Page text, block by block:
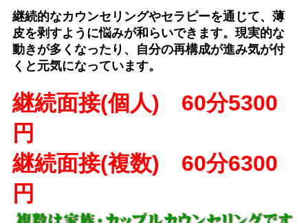
継続的なカウンセリングやセラピーを通じて、薄
皮を剥すように悩みが和らいできます。現実的な
動きが多くなったり、自分の再構成が進み気が付
くと元気になっています。
継続面接(個人) 60分5300
円
継続面接(複数) 60分6300
円